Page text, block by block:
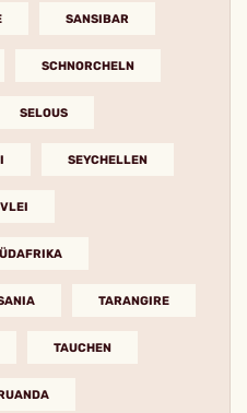
SANSIBAR
SCHNORCHELN
SELOUS
SEYCHELLEN
TARANGIRE
TAUCHEN